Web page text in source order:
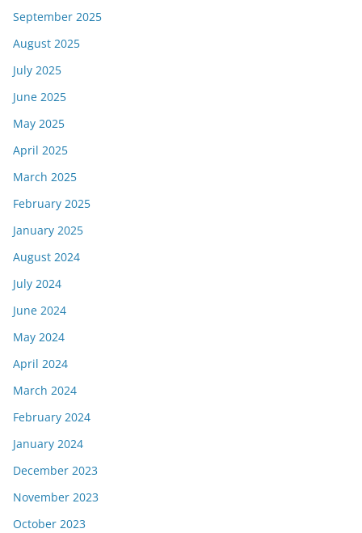
September 2025
August 2025
July 2025
June 2025
May 2025
April 2025
March 2025
February 2025
January 2025
August 2024
July 2024
June 2024
May 2024
April 2024
March 2024
February 2024
January 2024
December 2023
November 2023
October 2023